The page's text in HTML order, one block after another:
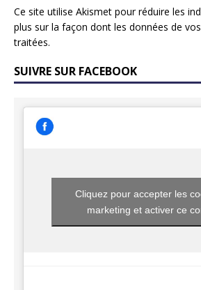
Ce site utilise Akismet pour réduire les
plus sur la façon dont les données de
traitées.
SUIVRE SUR FACEBOOK
Cliquez pour accepter les
marketing et activer ce